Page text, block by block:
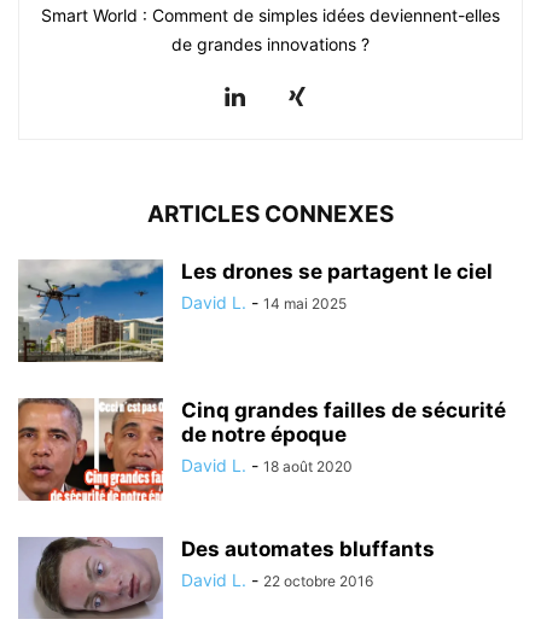
Smart World : Comment de simples idées deviennent-elles
de grandes innovations ?
ARTICLES CONNEXES
Les drones se partagent le ciel
David L. - 14 mai 2025
Cinq grandes failles de sécurité
de notre époque
David L. - 18 août 2020
Des automates bluffants
David L. - 22 octobre 2016